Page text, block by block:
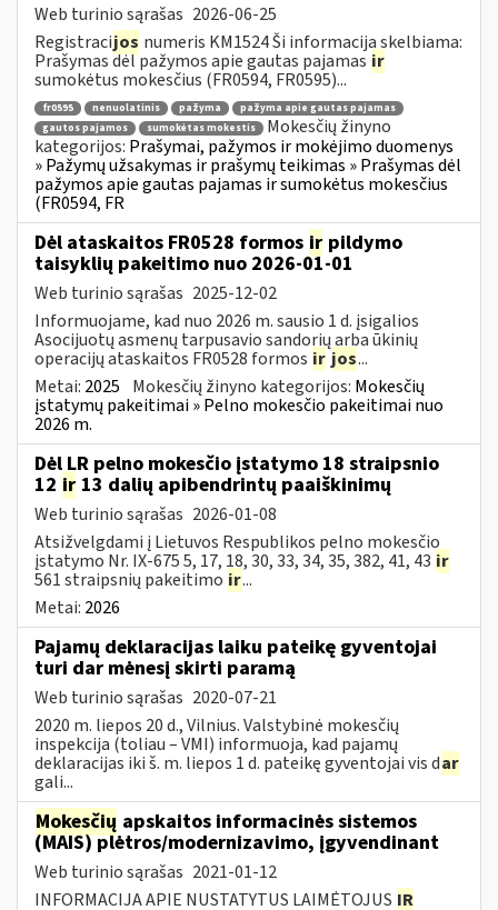
Web turinio sąrašas 2026-06-25
Registracijos numeris KM1524 Ši informacija skelbiama:
Prašymas dėl pažymos apie gautas pajamas ir
sumokėtus mokesčius (FR0594, FR0595)...
fr0595 nenuolatinis pažyma
pažyma apie gautas pajamas
gautos pajamos
sumokėtas mokestis
Mokesčių žinyno
kategorijos: Prašymai, pažymos ir mokėjimo duomenys
» Pažymų užsakymas ir prašymų teikimas » Prašymas dėl
pažymos apie gautas pajamas ir sumokėtus mokesčius
(FR0594, FR
Dėl ataskaitos FR0528 formos ir pildymo
taisyklių pakeitimo nuo 2026-01-01
Web turinio sąrašas 2025-12-02
Informuojame, kad nuo 2026 m. sausio 1 d. įsigalios
Asocijuotų asmenų tarpusavio sandorių arba ūkinių
operacijų ataskaitos FR0528 formos ir jos...
Metai: 2025 Mokesčių žinyno kategorijos: Mokesčių
įstatymų pakeitimai » Pelno mokesčio pakeitimai nuo
2026 m.
Dėl LR pelno mokesčio įstatymo 18 straipsnio
12 ir 13 dalių apibendrintų paaiškinimų
Web turinio sąrašas 2026-01-08
Atsižvelgdami į Lietuvos Respublikos pelno mokesčio
įstatymo Nr. IX-675 5, 17, 18, 30, 33, 34, 35, 382, 41, 43 ir
561 straipsnių pakeitimo ir...
Metai: 2026
Pajamų deklaracijas laiku pateikę gyventojai
turi dar mėnesį skirti paramą
Web turinio sąrašas 2020-07-21
2020 m. liepos 20 d., Vilnius. Valstybinė mokesčių
inspekcija (toliau – VMI) informuoja, kad pajamų
deklaracijas iki š. m. liepos 1 d. pateikę gyventojai vis dar
gali...
Mokesčių apskaitos informacinės sistemos
(MAIS) plėtros/modernizavimo, įgyvendinant
Web turinio sąrašas 2021-01-12
INFORMACIJA APIE NUSTATYTUS LAIMĖTOJUS IR